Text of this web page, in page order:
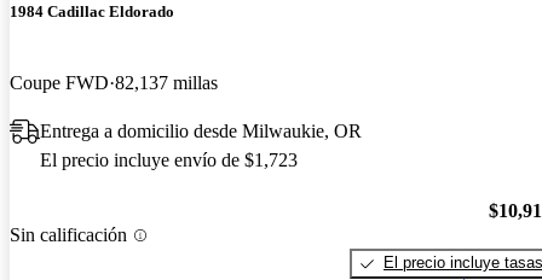
1984 Cadillac Eldorado
Coupe FWD 82,137 millas
Entrega a domicilio desde Milwaukie, OR
El precio incluye envío de $1,723
Sin calificación
El precio incluye tasas